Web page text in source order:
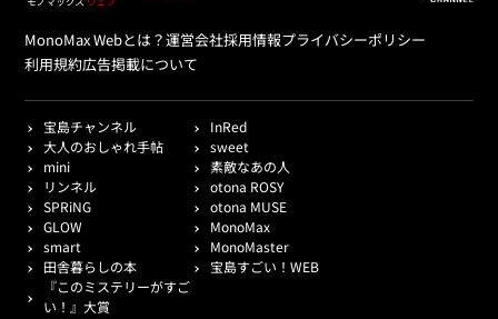
MonoMax Webとは？運営会社採用情報プライバシーポリシー
利用規約広告掲載について
宝島チャンネル
InRed
大人のおしゃれ手帖
sweet
mini
素敵なあの人
リンネル
otona ROSY
SPRiNG
otona MUSE
GLOW
MonoMax
smart
MonoMaster
田舎暮らしの本
宝島すごい！WEB
『このミステリーがすご
い！』大賞